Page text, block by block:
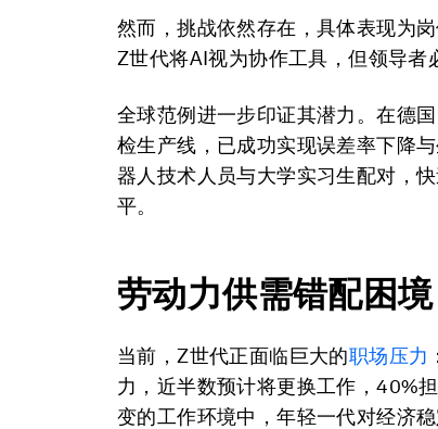
然而，挑战依然存在，具体表现为
Z世代将AI视为协作工具，但领导者
全球范例进一步印证其潜力。在德
检生产线，已成功实现误差率下降
器人技术人员与大学实习生配对，
平。
劳动力供需错配困境
当前，Z世代正面临巨大的职场压力
力，近半数预计将更换工作，40%
变的工作环境中，年轻一代对经济稳